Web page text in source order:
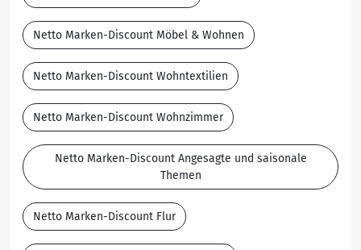
Netto Marken-Discount Möbel & Wohnen
Netto Marken-Discount Wohntextilien
Netto Marken-Discount Wohnzimmer
Netto Marken-Discount Angesagte und saisonale
Themen
Netto Marken-Discount Flur